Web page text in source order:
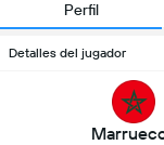
Perfil
Detalles del jugador